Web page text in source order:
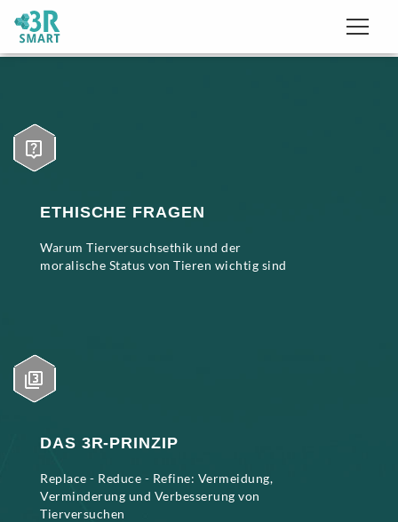
ETHISCHE FRAGEN
Warum Tierversuchsethik und der
moralische Status von Tieren wichtig sind
DAS 3R-PRINZIP
Replace - Reduce - Refine: Vermeidung,
Verminderung und Verbesserung von
Tierversuchen